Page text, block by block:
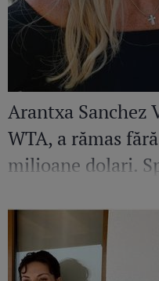
Arantxa Sanchez
WTA, a rămas
milioane dolari.